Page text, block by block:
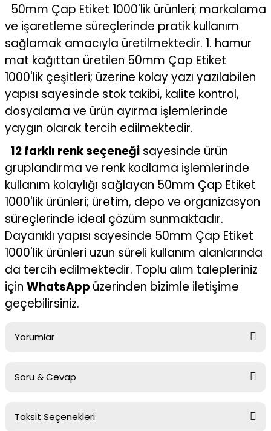
50mm Çap Etiket 1000'lik ürünleri; markalama
ve işaretleme süreçlerinde pratik kullanım
sağlamak amacıyla üretilmektedir. 1. hamur
mat kağıttan üretilen 50mm Çap Etiket
1000'lik çeşitleri; üzerine kolay yazı yazılabilen
yapısı sayesinde stok takibi, kalite kontrol,
dosyalama ve ürün ayırma işlemlerinde
yaygın olarak tercih edilmektedir.
12 farklı renk seçeneği sayesinde ürün
gruplandırma ve renk kodlama işlemlerinde
kullanım kolaylığı sağlayan 50mm Çap Etiket
1000'lik ürünleri; üretim, depo ve organizasyon
süreçlerinde ideal çözüm sunmaktadır.
Dayanıklı yapısı sayesinde 50mm Çap Etiket
1000'lik ürünleri uzun süreli kullanım alanlarında
da tercih edilmektedir. Toplu alım talepleriniz
için WhatsApp üzerinden bizimle iletişime
geçebilirsiniz.
Yorumlar
Soru & Cevap
Ürün hakkında henüz soru sorulmamış.
Taksit Seçenekleri